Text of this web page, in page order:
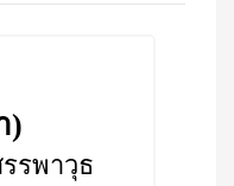
)
รพาวุธ